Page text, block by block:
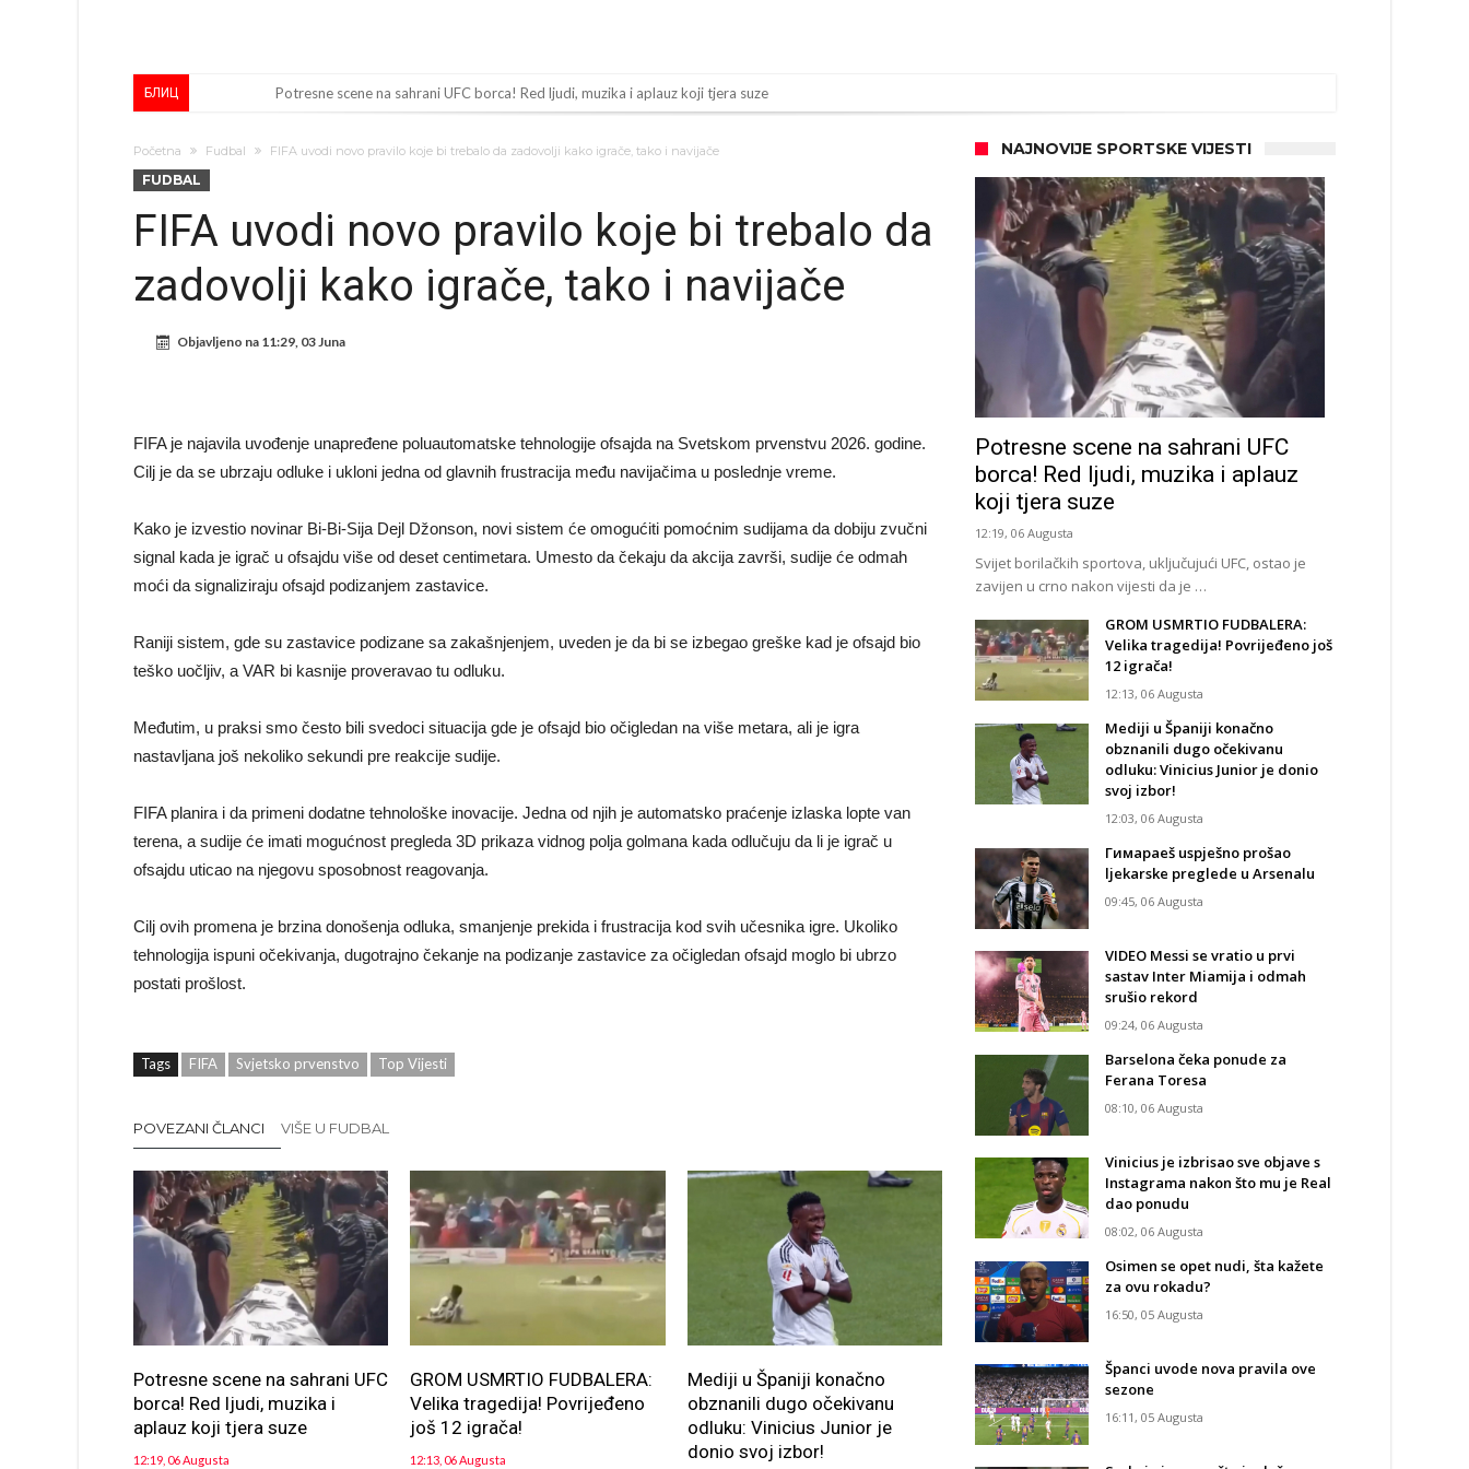
БЛИЦ Potresne scene na sahrani UFC borca! Red ljudi, muzika i aplauz koji tjera suze
VIDEO Messi se vratio u prvi sastav Inter Miamija i odmah srušio rekord
Barselona čeka ponude za Ferana Toresa
Osimen se opet nudi, šta kažete za ovu rokadu?
Početna Fudbal FIFA uvodi novo pravilo koje bi trebalo da zadovolji kako igrače, tako i navijače
FUDBAL
FIFA uvodi novo pravilo koje bi trebalo da
zadovolji kako igrače, tako i navijače
Objavljeno na 11:29, 03 Juna
FIFA je najavila uvođenje unapređene poluautomatske tehnologije ofsajda na Svetskom prvenstvu 2026. godine.
Cilj je da se ubrzaju odluke i ukloni jedna od glavnih frustracija među navijačima u poslednje vreme.
Kako je izvestio novinar Bi-Bi-Sija Dejl Džonson, novi sistem će omogućiti pomoćnim sudijama da dobiju zvučni
signal kada je igrač u ofsajdu više od deset centimetara. Umesto da čekaju da akcija završi, sudije će odmah
moći da signaliziraju ofsajd podizanjem zastavice.
Raniji sistem, gde su zastavice podizane sa zakašnjenjem, uveden je da bi se izbegaо greške kad je ofsajd bio
teško uočljiv, a VAR bi kasnije proveravao tu odluku.
Međutim, u praksi smo često bili svedoci situacija gde je ofsajd bio očigledan na više metara, ali je igra
nastavljana još nekoliko sekundi pre reakcije sudije.
FIFA planira i da primeni dodatne tehnološke inovacije. Jedna od njih je automatsko praćenje izlaska lopte van
terena, a sudije će imati mogućnost pregleda 3D prikaza vidnog polja golmana kada odlučuju da li je igrač u
ofsajdu uticao na njegovu sposobnost reagovanja.
Cilj ovih promena je brzina donošenja odluka, smanjenje prekida i frustracija kod svih učesnika igre. Ukoliko
tehnologija ispuni očekivanja, dugotrajno čekanje na podizanje zastavice za očigledan ofsajd moglo bi ubrzo
postati prošlost.
Tags FIFA Svjetsko prvenstvo Top Vijesti
POVEZANI ČLANCI VIŠE U FUDBAL
Potresne scene na sahrani UFC
borca! Red ljudi, muzika i
aplauz koji tjera suze
12:19, 06 Augusta
GROM USMRTIO FUDBALERA:
Velika tragedija! Povrijeđeno
još 12 igrača!
12:13, 06 Augusta
Mediji u Španiji konačno
obznanili dugo očekivanu
odluku: Vinicius Junior je
donio svoj izbor!
NAJNOVIJE SPORTSKE VIJESTI
Potresne scene na sahrani UFC
borca! Red ljudi, muzika i aplauz
koji tjera suze
12:19, 06 Augusta
Svijet borilačkih sportova, uključujući UFC, ostao je
zavijen u crno nakon vijesti da je …
GROM USMRTIO FUDBALERA:
Velika tragedija! Povrijeđeno još
12 igrača!
12:13, 06 Augusta
Mediji u Španiji konačno
obznanili dugo očekivanu
odluku: Vinicius Junior je donio
svoj izbor!
12:03, 06 Augusta
Гимараeš uspješno prošao
ljekarske preglede u Arsenalu
09:45, 06 Augusta
VIDEO Messi se vratio u prvi
sastav Inter Miamija i odmah
srušio rekord
09:24, 06 Augusta
Barselona čeka ponude za
Ferana Toresa
08:10, 06 Augusta
Vinicius je izbrisao sve objave s
Instagrama nakon što mu je Real
dao ponudu
08:02, 06 Augusta
Osimen se opet nudi, šta kažete
za ovu rokadu?
16:50, 05 Augusta
Španci uvode nova pravila ove
sezone
16:11, 05 Augusta